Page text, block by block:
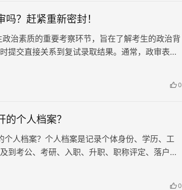
？赶紧重新密封！
治素质的重要考察环节，旨在了解考生的政治背
提交直接关系到复试录取结果。通常，政审表可
0
个人档案？
人档案？个人档案是记录个体身份、学历、工
到考公、考研、入职、升职、职称评定、落户以
0